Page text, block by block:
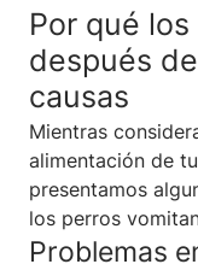
Por qué
después
causas
Mientras
alimentación de
presentamos
los perros
Problemas